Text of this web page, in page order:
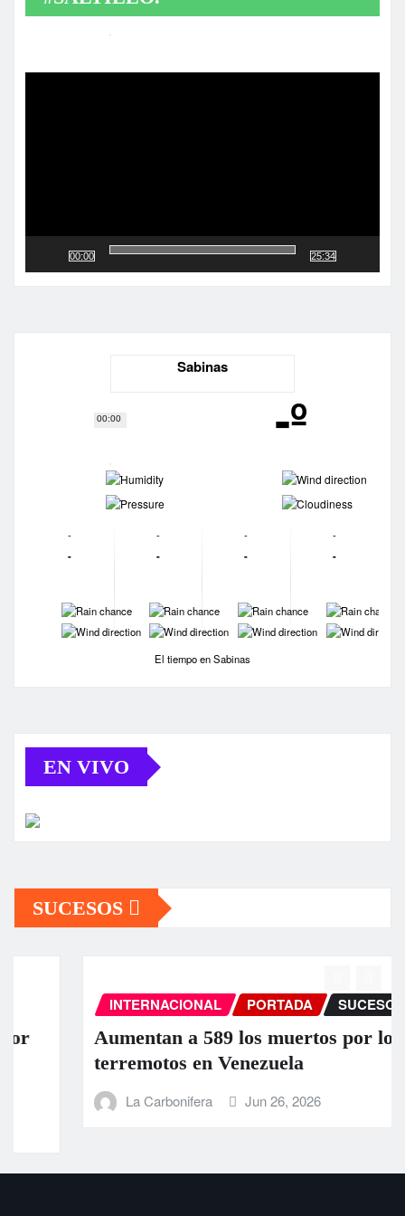
00:00
00:00
25:34
Sabinas
-º
-
-
-
-
-
-
-
-
-
-
-
-
-
-
-
-
-
-
-
-
El tiempo en Sabinas
EN VIVO
SUCESOS
INTERNACIONAL PORTADA SUCESOS
Aumentan a 589 los muertos por los
terremotos en Venezuela
La Carbonifera Jun 26, 2026